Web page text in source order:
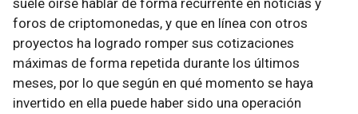
suele oírse hablar de forma recurrente en noticias y
foros de criptomonedas, y que en línea con otros
proyectos ha logrado romper sus cotizaciones
máximas de forma repetida durante los últimos
meses, por lo que según en qué momento se haya
invertido en ella puede haber sido una operación